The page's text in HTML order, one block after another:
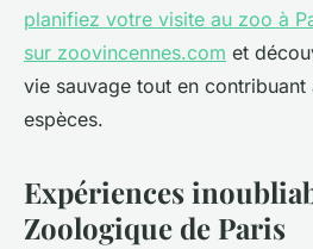
planifiez votre visite au zoo à
sur zoovincennes.com et
vie sauvage tout en
espèces.
Expériences
Zoologique de Paris